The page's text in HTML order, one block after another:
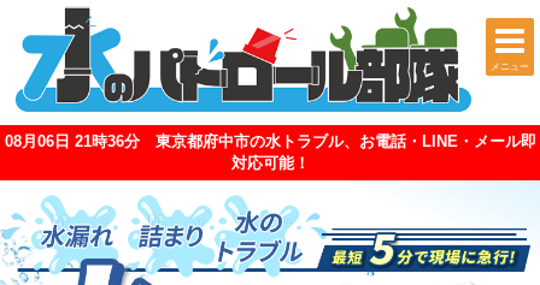
メニュー
08月06日 21時36分 東京都府中市の水トラブル、お電話・LINE・メール即
対応可能！